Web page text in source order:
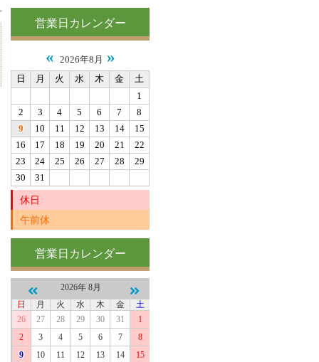
営業日カレンダー
« 2026年8月 »
日 月 火 水 木 金
土
1
2
3 4 5 6 7
8
9
10 11 12 13 14
15
16
17 18 19 20 21
22
23
24 25 26 27 28
29
30
31
休日
午前休
営業日カレンダー
2026年 8月
日 月 火 水 木 金
土
26
27 28 29 30 31
1
2
3 4 5 6 7
8
9
10 11 12 13 14 15